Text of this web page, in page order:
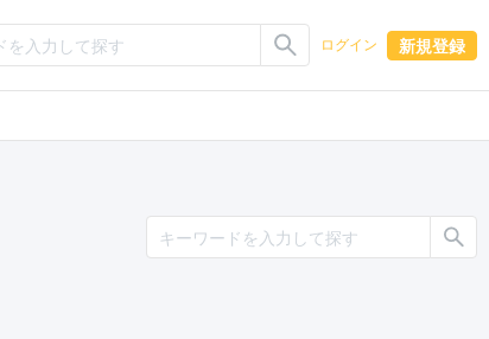
ログイン 新規登録